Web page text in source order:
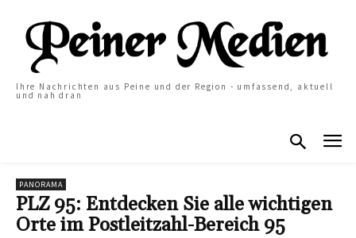
Ihre Nachrichten aus Peine und der Region - umfassend, aktuell
und nah dran
PANORAMA
PLZ 95: Entdecken Sie alle wichtigen
Orte im Postleitzahl-Bereich 95